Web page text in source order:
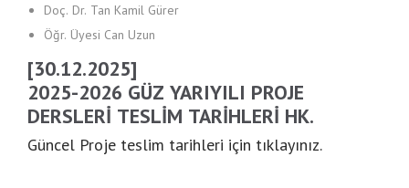
Doç. Dr. Tan Kamil Gürer
Öğr. Üyesi Can Uzun
[30.12.2025]
2025-2026 GÜZ YARIYILI PROJE
DERSLERI TESLIM TARIHLERI HK.
Güncel Proje teslim tarihleri için tıklayınız.